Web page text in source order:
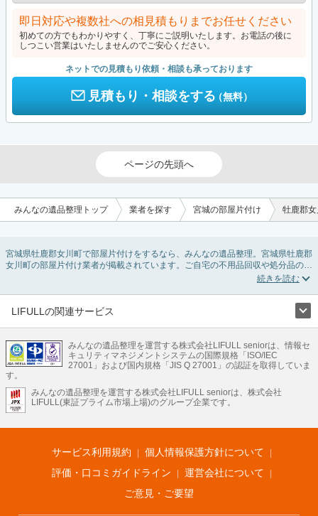
即日対応や複数社への相見積もりまでお任せください
初めての方でもわかりやすく、丁寧にご説明いたします。お電話の後に
しつこい営業はいたしませんのでご安心ください。
ネットでの見積もり依頼・相談も承っております
見積もり・相談をする（無料）
ページの先頭へ
みんなの遺品整理トップ 業者を探す 宮城の部屋片付け 牡鹿郡
宮城県牡鹿郡女川町で部屋片付けをするなら、みんなの遺品整理。宮城県牡鹿郡
女川町の部屋片付け業者が掲載されています。ご自宅の不用品回収や処分品の仕
分け、貴重品の捜索などの依頼ができます。宮城県牡鹿郡女川町の部屋片付けの
し検索してみましょう。部屋片付けはいつか着手しようと思っていると、ついつ
い後回しになってしまいますが、不用品だと思っていたものに思わぬ買取額が付
ご自分で無理なくできる片付け方法やご実家の片付けノウハウもお届けしていま
すので、ぜひあわせてご覧ください。
LIFULLの関連サービス
不動産・住宅
引越し 老人ホーム 地方創生
ママの就労支援
不動産クラウドファンディング 遺品整理 老後の暮らし情報
LIFULL HOME'Sのサービス
不動産・住宅
不動産査定 マンション専門売却査定 不動産投資 アドバイザー
不動産アーカイブ
空き家バンク 家賃相場 不動産会社
不動産用語集 住まいのお役立ち情報
LIFULL HOME'S PRESS
不動産転職
みんなの遺品整理を運営する株式会社LIFULL seniorは、情報セ
キュリティマネジメントシステムの国際規格「ISO/IEC
27001」および国内規格「JIS Q 27001」の認証を取得していま
す。
みんなの遺品整理を運営する株式会社LIFULL seniorは、株式会社
LIFULL(東証プライム市場上場)のグループ企業です。
サービス利用規約
個人情報保護方針について
評価・口コミガイドライン
運営会社について
ご意見・ご要望